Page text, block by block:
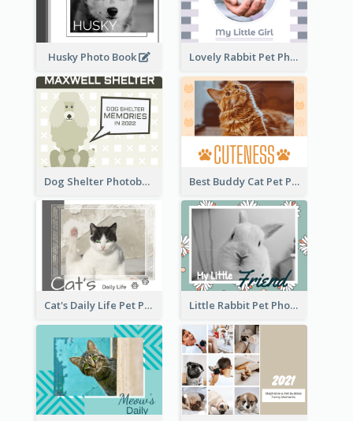
Husky Photo Book Lovely Rabbit Pet Photo Book
Dog Shelter Photobook Diagram Best Buddy Cat Pet Photo Book
Cat's Daily Life Pet Photo Book Little Rabbit Pet Photo Book